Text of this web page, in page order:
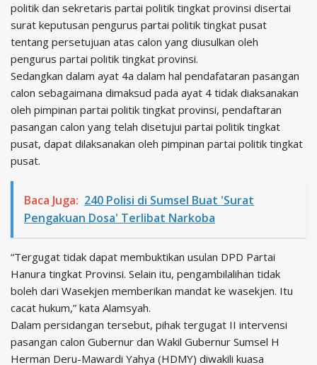
politik dan sekretaris partai politik tingkat provinsi disertai
surat keputusan pengurus partai politik tingkat pusat
tentang persetujuan atas calon yang diusulkan oleh
pengurus partai politik tingkat provinsi.
Sedangkan dalam ayat 4a dalam hal pendafataran pasangan
calon sebagaimana dimaksud pada ayat 4 tidak diaksanakan
oleh pimpinan partai politik tingkat provinsi, pendaftaran
pasangan calon yang telah disetujui partai politik tingkat
pusat, dapat dilaksanakan oleh pimpinan partai politik tingkat
pusat.
Baca Juga: 240 Polisi di Sumsel Buat 'Surat
Pengakuan Dosa' Terlibat Narkoba
“Tergugat tidak dapat membuktikan usulan DPD Partai
Hanura tingkat Provinsi. Selain itu, pengambilalihan tidak
boleh dari Wasekjen memberikan mandat ke wasekjen. Itu
cacat hukum,” kata Alamsyah.
Dalam persidangan tersebut, pihak tergugat II intervensi
pasangan calon Gubernur dan Wakil Gubernur Sumsel H
Herman Deru-Mawardi Yahya (HDMY) diwakili kuasa